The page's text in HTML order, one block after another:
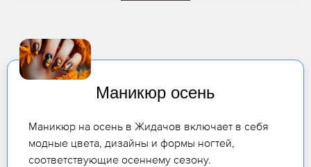
Маникюр осень
Маникюр на осень в Жидачов включает в себя
модные цвета, дизайны и формы ногтей,
соответствующие осеннему сезону.